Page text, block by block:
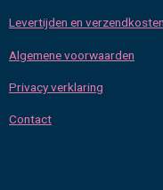
Levertijden en verzendkosten
Algemene voorwaarden
Privacy verklaring
Contact